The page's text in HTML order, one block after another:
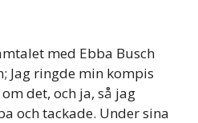
med Ebba Busch
Jag ringde min kompis
det, och ja, så jag
och tackade. Under sina